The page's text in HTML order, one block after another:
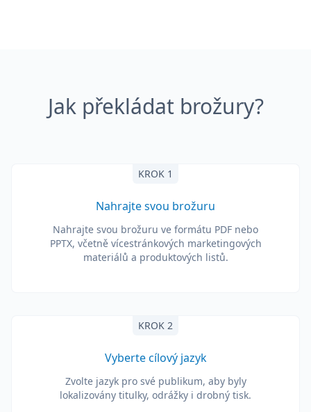
Jak překládat brožury?
KROK 1
Nahrajte svou brožuru
Nahrajte svou brožuru ve formátu PDF nebo
PPTX, včetně vícestránkových marketingových
materiálů a produktových listů.
KROK 2
Vyberte cílový jazyk
Zvolte jazyk pro své publikum, aby byly
lokalizovány titulky, odrážky i drobný tisk.